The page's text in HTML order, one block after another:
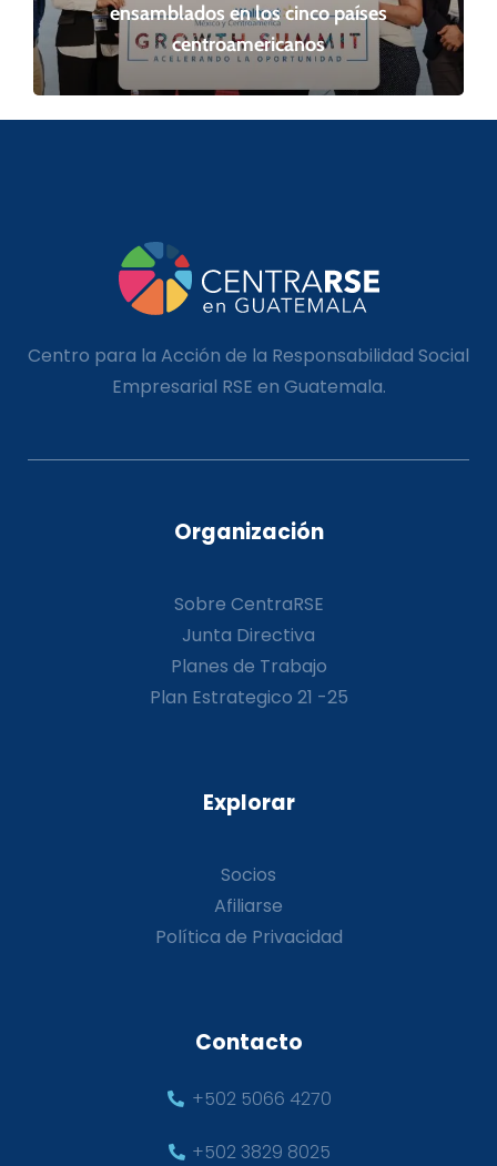
ensamblados en los cinco países
centroamericanos
Centro para la Acción de la Responsabilidad Social
Empresarial RSE en Guatemala.
Organización
Sobre CentraRSE
Junta Directiva
Planes de Trabajo
Plan Estrategico 21 -25
Explorar
Socios
Afiliarse
Política de Privacidad
Contacto
+502 5066 4270
+502 3829 8025